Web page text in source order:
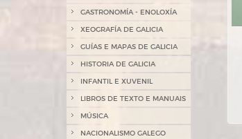
GASTRONOMÍA - ENOLOXÍA
XEOGRAFÍA DE GALICIA
GUÍAS E MAPAS DE GALICIA
HISTORIA DE GALICIA
INFANTIL E XUVENIL
LIBROS DE TEXTO E MANUAIS
MÚSICA
NACIONALISMO GALEGO